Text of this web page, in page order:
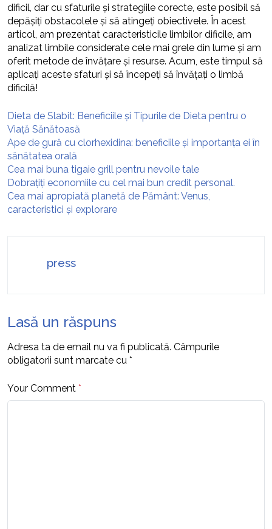
dificil, dar cu sfaturile și strategiile corecte, este posibil să
depășiți obstacolele și să atingeți obiectivele. În acest
articol, am prezentat caracteristicile limbilor dificile, am
analizat limbile considerate cele mai grele din lume și am
oferit metode de învățare și resurse. Acum, este timpul să
aplicați aceste sfaturi și să începeți să învățați o limbă
dificilă!
Dieta de Slabit: Beneficiile și Tipurile de Dieta pentru o
Viață Sănătoasă
Ape de gură cu clorhexidina: beneficiile și importanța ei în
sănătatea orală
Cea mai buna tigaie grill pentru nevoile tale
Dobrațiți economiile cu cel mai bun credit personal.
Cea mai apropiată planetă de Pământ: Venus,
caracteristici și explorare
press
Lasă un răspuns
Adresa ta de email nu va fi publicată. Câmpurile
obligatorii sunt marcate cu *
Your Comment *